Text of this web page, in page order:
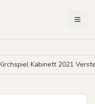
Kabinett 2021